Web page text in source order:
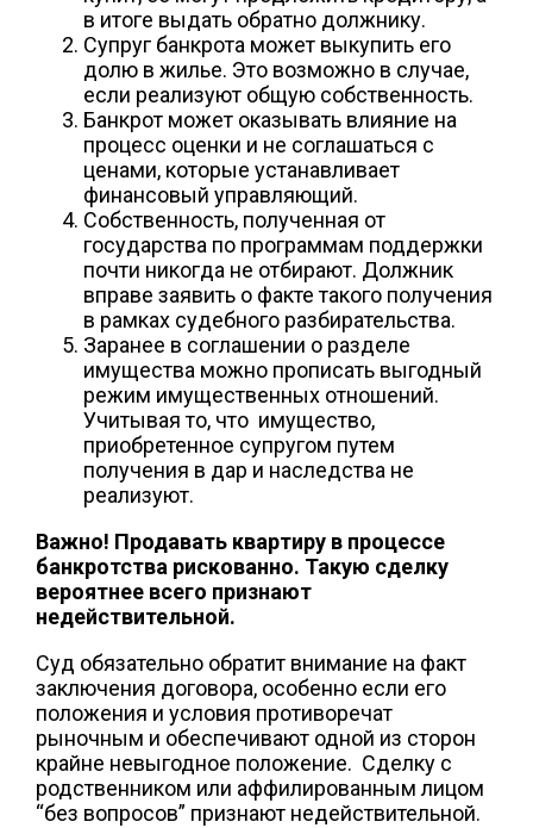
в итоге выдать обратно должнику.
Супруг банкрота может выкупить его
долю в жилье. Это возможно в случае,
если реализуют общую собственность.
Банкрот может оказывать влияние на
процесс оценки и не соглашаться с
ценами, которые устанавливает
финансовый управляющий.
Собственность, полученная от
государства по программам поддержки
почти никогда не отбирают. Должник
вправе заявить о факте такого получения
в рамках судебного разбирательства.
Заранее в соглашении о разделе
имущества можно прописать выгодный
режим имущественных отношений.
Учитывая то, что имущество,
приобретенное супругом путем
получения в дар и наследства не
реализуют.
Важно! Продавать квартиру в процессе
банкротства рискованно. Такую сделку
вероятнее всего признают
недействительной.
Суд обязательно обратит внимание на факт
заключения договора, особенно если его
положения и условия противоречат
рыночным и обеспечивают одной из сторон
крайне невыгодное положение. Сделку с
родственником или аффилированным лицом
“без вопросов” признают недействительной.